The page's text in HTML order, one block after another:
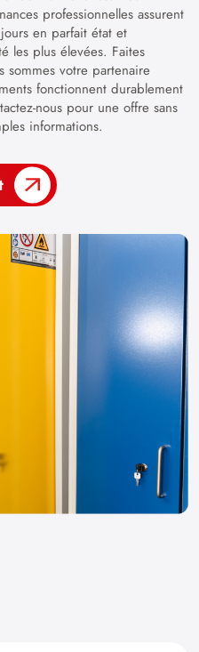
professionnelles assurent
en parfait état et
les plus élevées. Faites
sommes votre partenaire
fonctionnent durablement
nous pour une offre sans
informations.